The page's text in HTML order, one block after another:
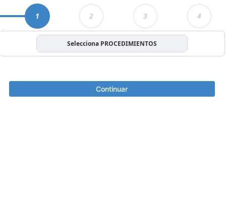
1 2 3 4
Selecciona PROCEDIMIENTOS
Continuar